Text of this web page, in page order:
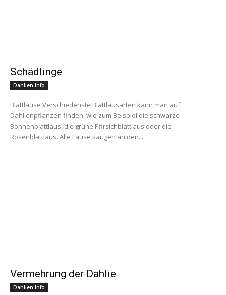
Schädlinge
Dahlien Info
Blattläuse Verschiedenste Blattlausarten kann man auf
Dahlienpflanzen finden, wie zum Beispiel die schwarze
Bohnenblattlaus, die grüne Pfirsichblattlaus oder die
Rosenblattlaus. Alle Läuse saugen an den...
Vermehrung der Dahlie
Dahlien Info